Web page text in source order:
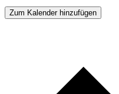
Zum Kalender hinzufügen